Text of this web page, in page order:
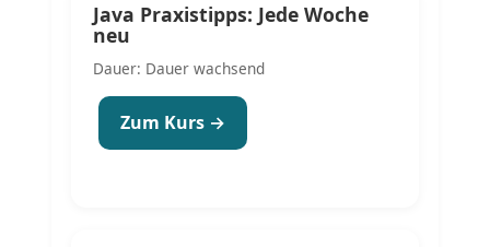
Java Praxistipps: Jede Woche
neu
Dauer: Dauer wachsend
Zum Kurs →